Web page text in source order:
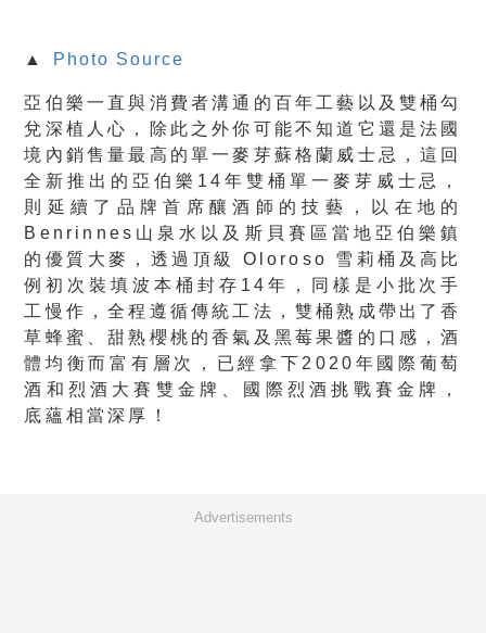
▲ Photo Source
亞伯樂一直與消費者溝通的百年工藝以及雙桶勾
兌深植人心，除此之外你可能不知道它還是法國
境內銷售量最高的單一麥芽蘇格蘭威士忌，這回
全新推出的亞伯樂14年雙桶單一麥芽威士忌，
則延續了品牌首席釀酒師的技藝，以在地的
Benrinnes山泉水以及斯貝賽區當地亞伯樂鎮
的優質大麥，透過頂級 Oloroso 雪莉桶及高比
例初次裝填波本桶封存14年，同樣是小批次手
工慢作，全程遵循傳統工法，雙桶熟成帶出了香
草蜂蜜、甜熟櫻桃的香氣及黑莓果醬的口感，酒
體均衡而富有層次，已經拿下2020年國際葡萄
酒和烈酒大賽雙金牌、國際烈酒挑戰賽金牌，
底蘊相當深厚！
Advertisements